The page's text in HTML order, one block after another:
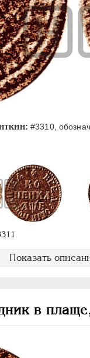
#3310,
Показать
в